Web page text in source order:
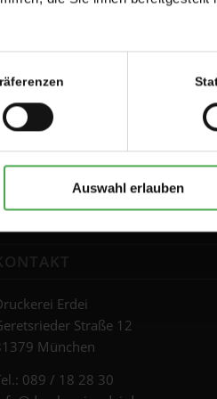
Auswahl erlauben
Erdei
Straße 12
München
089 / 18 28 30